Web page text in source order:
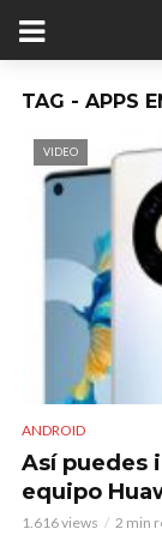
TAG - APPS
VIDEO
ANDROID
Así puedes
equipo
1.616 views 2 min